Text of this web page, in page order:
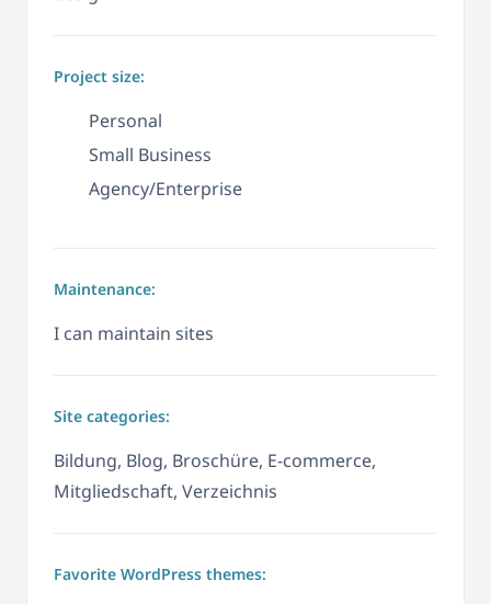
Project size:
Personal
Small Business
Agency/Enterprise
Maintenance:
I can maintain sites
Site categories:
Bildung, Blog, Broschüre, E-commerce,
Mitgliedschaft, Verzeichnis
Favorite WordPress themes: